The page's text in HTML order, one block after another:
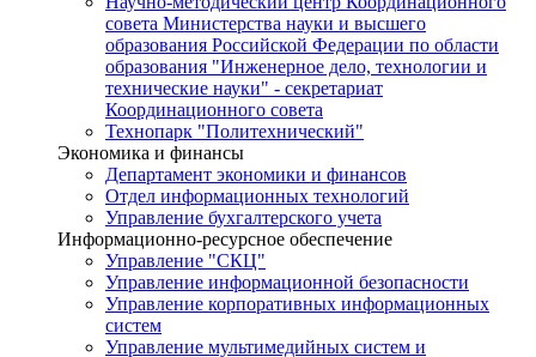
совета Министерства науки и высшего
образования Российской Федерации по области
образования "Инженерное дело, технологии и
технические науки" - секретариат
Координационного совета
Технопарк "Политехнический"
Экономика и финансы
Департамент экономики и финансов
Отдел информационных технологий
Управление бухгалтерского учета
Информационно-ресурсное обеспечение
Управление "СКЦ"
Управление информационной безопасности
Управление корпоративных информационных
систем
Управление мультимедийных систем и